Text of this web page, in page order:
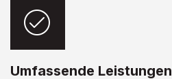
Umfassende Leistungen